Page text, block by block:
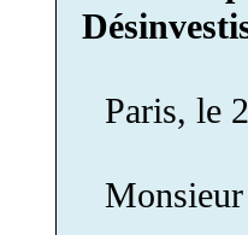
Paris, le